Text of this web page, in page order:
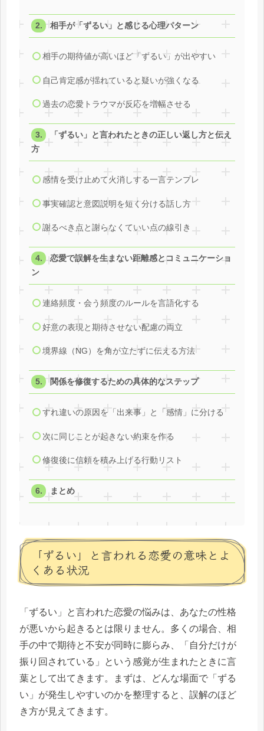
相手が「ずるい」と感じる心理パターン
相手の期待値が高いほど「ずるい」が出やすい
自己肯定感が揺れていると疑いが強くなる
過去の恋愛トラウマが反応を増幅させる
「ずるい」と言われたときの正しい返し方と伝え
方
感情を受け止めて火消しする一言テンプレ
事実確認と意図説明を短く分ける話し方
謝るべき点と謝らなくていい点の線引き
恋愛で誤解を生まない距離感とコミュニケーショ
ン
連絡頻度・会う頻度のルールを言語化する
好意の表現と期待させない配慮の両立
境界線（NG）を角が立たずに伝える方法
関係を修復するための具体的なステップ
すれ違いの原因を「出来事」と「感情」に分ける
次に同じことが起きない約束を作る
修復後に信頼を積み上げる行動リスト
まとめ
「ずるい」と言われる恋愛の意味とよ
くある状況
「ずるい」と言われた恋愛の悩みは、あなたの性格
が悪いから起きるとは限りません。多くの場合、相
手の中で期待と不安が同時に膨らみ、「自分だけが
振り回されている」という感覚が生まれたときに言
葉として出てきます。まずは、どんな場面で「ずる
い」が発生しやすいのかを整理すると、誤解のほど
き方が見えてきます。